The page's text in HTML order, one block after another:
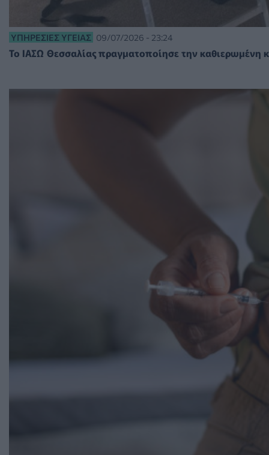
ΥΠΗΡΕΣΊΕΣ ΥΓΕΊΑΣ 09/07/2026 - 23:24
Το ΙΑΣΩ Θεσσαλίας πραγματοποίησε την καθιερωμένη